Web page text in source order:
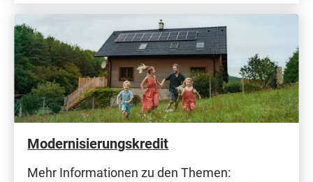
Modernisierungskredit
Mehr Informationen zu den Themen: